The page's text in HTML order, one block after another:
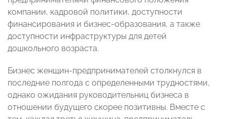
компании, кадровой политики, доступности
финансирования и бизнес-образования, а также
доступности инфраструктуры для детей
дошкольного возраста.
Бизнес женщин-предпринимателей столкнулся в
последние полгода с определенными трудностями,
однако ожидания руководительниц бизнеса в
отношении будущего скорее позитивны. Вместе с